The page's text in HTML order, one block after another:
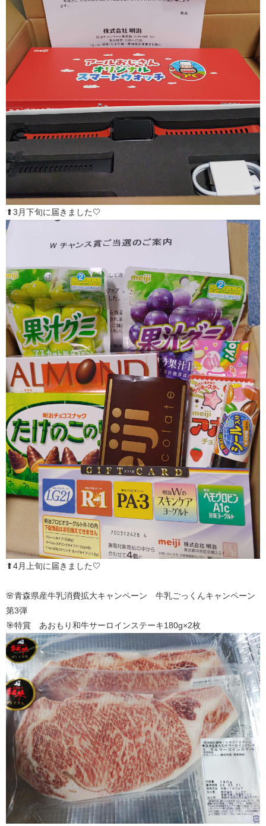
⬆3月下旬に届きました🤍
⬆4月上旬に届きました🤍
🌸青森県産牛乳消費拡大キャンペーン 牛乳ごっくんキャンペーン
第3弾
🎯特賞 あおもり和牛サーロインステーキ180g×2枚